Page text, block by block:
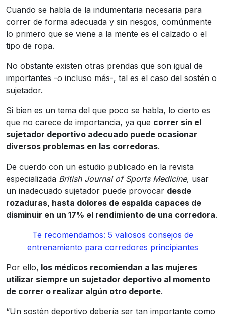
Cuando se habla de la indumentaria necesaria para
correr de forma adecuada y sin riesgos, comúnmente
lo primero que se viene a la mente es el calzado o el
tipo de ropa.
No obstante existen otras prendas que son igual de
importantes -o incluso más-, tal es el caso del sostén o
sujetador.
Si bien es un tema del que poco se habla, lo cierto es
que no carece de importancia, ya que correr sin el
sujetador deportivo adecuado puede ocasionar
diversos problemas en las corredoras.
De cuerdo con un estudio publicado en la revista
especializada British Journal of Sports Medicine, usar
un inadecuado sujetador puede provocar desde
rozaduras, hasta dolores de espalda capaces de
disminuir en un 17% el rendimiento de una corredora.
Te recomendamos: 5 valiosos consejos de
entrenamiento para corredores principiantes
Por ello, los médicos recomiendan a las mujeres
utilizar siempre un sujetador deportivo al momento
de correr o realizar algún otro deporte.
“Un sostén deportivo debería ser tan importante como